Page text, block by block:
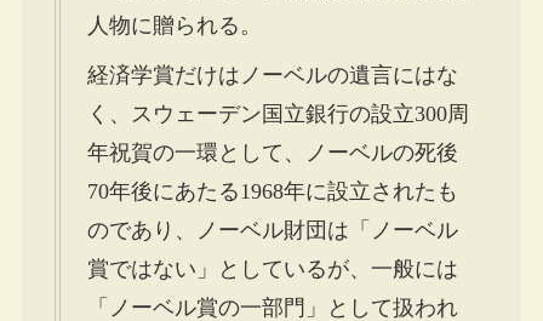
人物に贈られる。
経済学賞だけはノーベルの遺言にはな
く、スウェーデン国立銀行の設立300周
年祝賀の一環として、ノーベルの死後
70年後にあたる1968年に設立されたも
のであり、ノーベル財団は「ノーベル
賞ではない」としているが、一般には
「ノーベル賞の一部門」として扱われ